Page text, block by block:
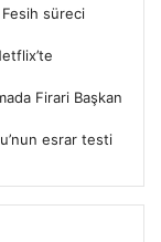
süreci
Firari Başkan
esrar testi